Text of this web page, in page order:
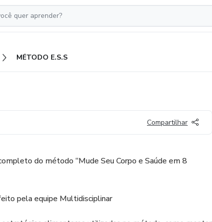
MÉTODO E.S.S
Compartilhar
do método “Mude Seu Corpo e Saúde em 8
pela equipe Multidisciplinar